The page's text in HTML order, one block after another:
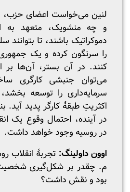
لنین می‌خواست اعضای
و چه منشویک، متعهد به
دموکراتیک باشند، تا بتوانند
را سرنگون کرده و یک
کنند. در آن بستر، آن‌ها بر
می‌توان جنبشی کارگری
سرمایه‌داری را توسعه
اکثریتِ طبقۀ کارگر پدید آید.
در آینده، احتمال وقوع یک
در روسیه وجود خواهد داشت.
اوون داولینگ:
م. چقدر بر شکل‌گیری
بود و نقش داشت؟